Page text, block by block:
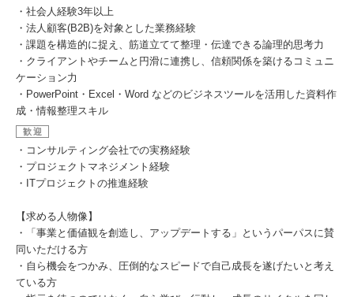
・社会人経験3年以上
・法人顧客(B2B)を対象とした業務経験
・課題を構造的に捉え、筋道立てて整理・伝達できる論理的思考力
・クライアントやチームと円滑に連携し、信頼関係を築けるコミュニ
ケーション力
・PowerPoint・Excel・Word などのビジネスツールを活用した資料作
成・情報整理スキル
歓迎
・コンサルティング会社での実務経験
・プロジェクトマネジメント経験
・ITプロジェクトの推進経験
【求める人物像】
・「事業と価値観を創造し、アップデートする」というパーパスに賛
同いただける方
・自ら機会をつかみ、圧倒的なスピードで自己成長を遂げたいと考え
ている方